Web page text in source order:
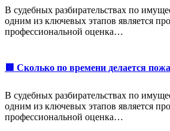
В судебных разбирательствах по
одним из ключевых этапов является
профессиональной оценка…
🟥 Сколько по времени делается
В судебных разбирательствах по
одним из ключевых этапов является
профессиональной оценка…